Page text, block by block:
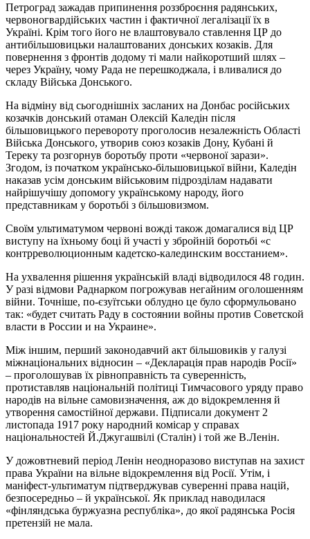
Петроград зажадав припинення роззброєння радянських,
червоногвардійських частин і фактичної легалізації їх в
Україні. Крім того його не влаштовувало ставлення ЦР до
антибільшовицьки налаштованих донських козаків. Для
повернення з фронтів додому ті мали найкоротший шлях –
через Україну, чому Рада не перешкоджала, і вливалися до
складу Війська Донського.
На відміну від сьогоднішніх засланих на Донбас російських
козачків донський отаман Олексій Каледін після
більшовицького перевороту проголосив незалежність Області
Війська Донського, утворив союз козаків Дону, Кубані й
Тереку та розгорнув боротьбу проти «червоної зарази».
Згодом, із початком українсько-більшовицької війни, Каледін
наказав усім донським військовим підрозділам надавати
найрішучішу допомогу українському народу, його
представникам у боротьбі з більшовизмом.
Своїм ультиматумом червоні вожді також домагалися від ЦР
виступу на їхньому боці й участі у збройній боротьбі «с
контрреволюционным кадетско-калединским восстанием».
На ухвалення рішення українській владі відводилося 48 годин.
У разі відмови Раднарком погрожував негайним оголошенням
війни. Точніше, по-єзуїтськи облудно це було сформульовано
так: «будет считать Раду в состоянии войны против Советской
власти в России и на Украине».
Між іншим, перший законодавчий акт більшовиків у галузі
міжнаціональних відносин – «Декларація прав народів Росії»
– проголошував їх рівноправність та суверенність,
протиставляв національній політиці Тимчасового уряду право
народів на вільне самовизначення, аж до відокремлення й
утворення самостійної держави. Підписали документ 2
листопада 1917 року народний комісар у справах
національностей Й.Джугашвілі (Сталін) і той же В.Ленін.
У дожовтневий період Ленін неодноразово виступав на захист
права України на вільне відокремлення від Росії. Утім, і
маніфест-ультиматум підтверджував суверенні права націй,
безпосередньо – й української. Як приклад наводилася
«фінляндська буржуазна республіка», до якої радянська Росія
претензій не мала.